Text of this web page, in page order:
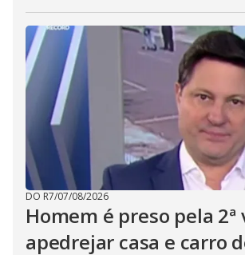
DO R7/07/08/2026
Homem é preso pela 2ª
apedrejar casa e carro